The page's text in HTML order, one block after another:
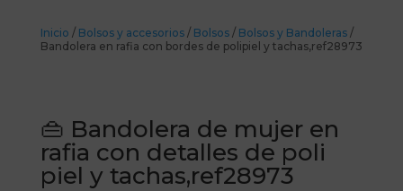
Inicio / Bolsos y accesorios/ Bolsos/ Bolsos y Bandoleras/
Bandolera en rafia con bordes de polipiel y tachas,ref28973
👜 Bandolera de mujer en
rafia con detalles de poli
piel y tachas,ref28973